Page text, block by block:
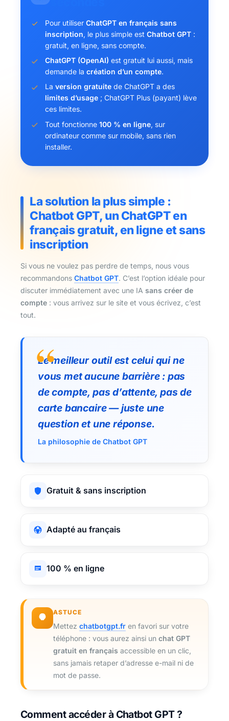
Pour utiliser ChatGPT en français sans
inscription, le plus simple est Chatbot GPT :
gratuit, en ligne, sans compte.
ChatGPT (OpenAI) est gratuit lui aussi, mais
demande la création d’un compte.
La version gratuite de ChatGPT a des
limites d’usage ; ChatGPT Plus (payant) lève
ces limites.
Tout fonctionne 100 % en ligne, sur
ordinateur comme sur mobile, sans rien
installer.
La solution la plus simple :
Chatbot GPT, un ChatGPT en
français gratuit, en ligne et sans
inscription
Si vous ne voulez pas perdre de temps, nous vous
recommandons Chatbot GPT. C’est l’option idéale pour
discuter immédiatement avec une IA sans créer de
compte : vous arrivez sur le site et vous écrivez, c’est
tout.
Le meilleur outil est celui qui ne
vous met aucune barrière : pas
de compte, pas d’attente, pas de
carte bancaire — juste une
question et une réponse.
La philosophie de Chatbot GPT
Gratuit & sans inscription
Adapté au français
100 % en ligne
ASTUCE
Mettez chatbotgpt.fr en favori sur votre
téléphone : vous aurez ainsi un chat GPT
gratuit en français accessible en un clic,
sans jamais retaper d’adresse e-mail ni de
mot de passe.
Comment accéder à Chatbot GPT ?